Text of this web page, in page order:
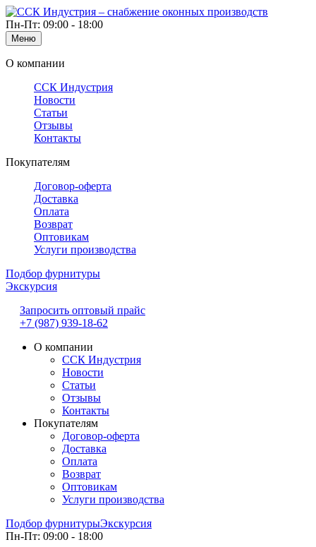
Пн-Пт: 09:00 - 18:00
Меню
О компании
ССК Индустрия
Новости
Статьи
Отзывы
Контакты
Покупателям
Договор-оферта
Доставка
Оплата
Возврат
Оптовикам
Услуги производства
Подбор фурнитуры
Экскурсия
Запросить оптовый прайс
+7 (987) 939-18-62
О компании
ССК Индустрия
Новости
Статьи
Отзывы
Контакты
Покупателям
Договор-оферта
Доставка
Оплата
Возврат
Оптовикам
Услуги производства
Подбор фурнитурыЭкскурсия
Пн-Пт: 09:00 - 18:00